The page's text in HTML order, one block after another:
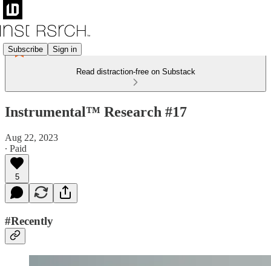
Subscribe Sign in
Read distraction-free on Substack
Instrumental™ Research #17
Aug 22, 2023
∙ Paid
5
#Recently